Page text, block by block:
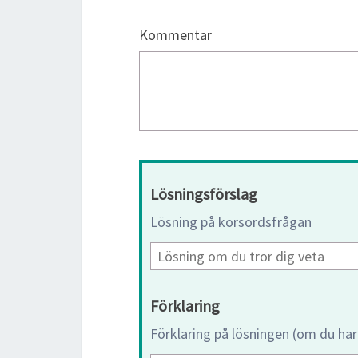
Kommentar
Lösningsförslag
Lösning på korsordsfrågan
Förklaring
Förklaring på lösningen (om du